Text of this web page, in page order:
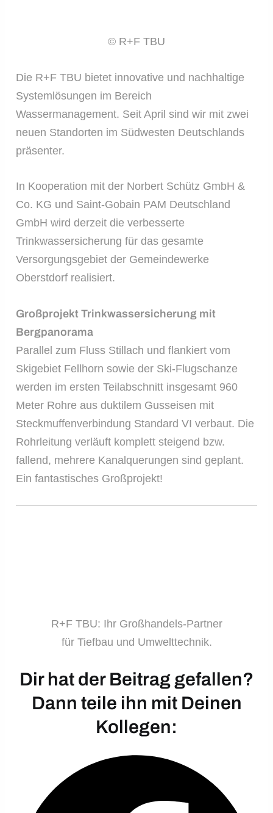
© R+F TBU
Die R+F TBU bietet innovative und nachhaltige
Systemlösungen im Bereich
Wassermanagement. Seit April sind wir mit zwei
neuen Standorten im Südwesten Deutschlands
präsenter.
In Kooperation mit der Norbert Schütz GmbH &
Co. KG und Saint-Gobain PAM Deutschland
GmbH wird derzeit die verbesserte
Trinkwassersicherung für das gesamte
Versorgungsgebiet der Gemeindewerke
Oberstdorf realisiert.
Großprojekt Trinkwassersicherung mit
Bergpanorama
Parallel zum Fluss Stillach und flankiert vom
Skigebiet Fellhorn sowie der Ski-Flugschanze
werden im ersten Teilabschnitt insgesamt 960
Meter Rohre aus duktilem Gusseisen mit
Steckmuffenverbindung Standard VI verbaut. Die
Rohrleitung verläuft komplett steigend bzw.
fallend, mehrere Kanalquerungen sind geplant.
Ein fantastisches Großprojekt!
R+F TBU: Ihr Großhandels-Partner
für Tiefbau und Umwelttechnik.
Dir hat der Beitrag gefallen?
Dann teile ihn mit Deinen
Kollegen: